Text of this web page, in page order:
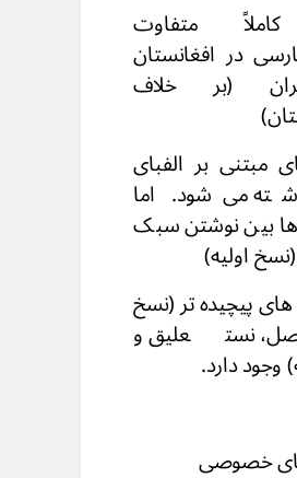
متفاوت
در افغانستان
(بر خلاف
مبتنی بر الفبای
می‌شود. اما
بین نوشتن سبک
اولیه)
پیچیده تر (نسخ
نستعلیق و
وجود دارد.
خصوصی